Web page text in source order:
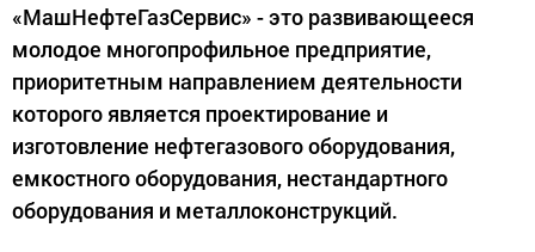
«МашНефтеГазСервис» - это развивающееся
молодое многопрофильное предприятие,
приоритетным направлением деятельности
которого является проектирование и
изготовление нефтегазового оборудования,
емкостного оборудования, нестандартного
оборудования и металлоконструкций.